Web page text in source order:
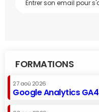
FORMATIONS
27 aoû 2026
Google Analytics GA4